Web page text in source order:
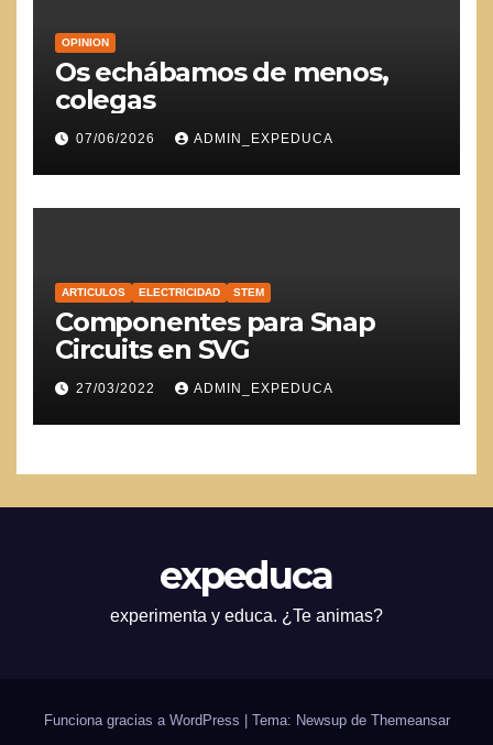
OPINION
Os echábamos de menos,
colegas
07/06/2026 ADMIN_EXPEDUCA
ARTICULOS ELECTRICIDAD STEM
Componentes para Snap
Circuits en SVG
27/03/2022 ADMIN_EXPEDUCA
expeduca
experimenta y educa. ¿Te animas?
Funciona gracias a WordPress Tema: Newsup de Themeansar